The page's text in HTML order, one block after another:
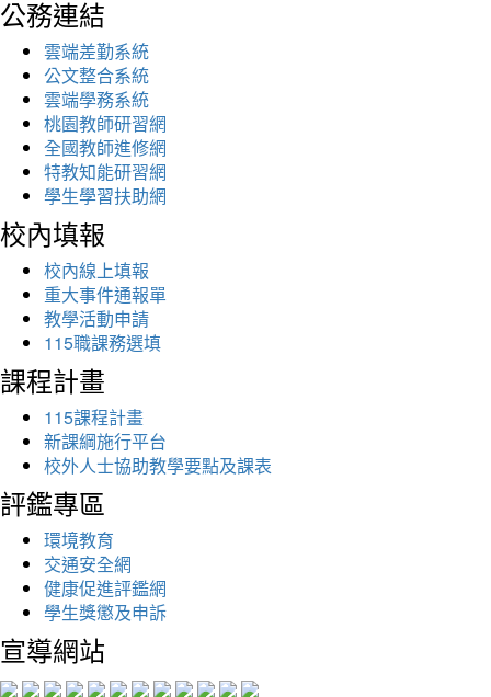
公務連結
雲端差勤系統
公文整合系統
雲端學務系統
桃園教師研習網
全國教師進修網
特教知能研習網
學生學習扶助網
校內填報
校內線上填報
重大事件通報單
教學活動申請
115職課務選填
課程計畫
115課程計畫
新課綱施行平台
校外人士協助教學要點及課表
評鑑專區
環境教育
交通安全網
健康促進評鑑網
學生獎懲及申訴
宣導網站